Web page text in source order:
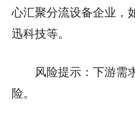
心汇聚分流设备企业，
迅科技等。
风险提示：下游需
险。